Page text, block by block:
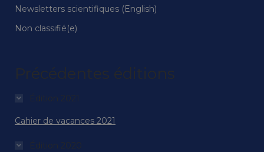
Newsletters scientifiques (English)
Non classifié(e)
Précédentes éditions
Édition 2021
Cahier de vacances 2021
Édition 2020